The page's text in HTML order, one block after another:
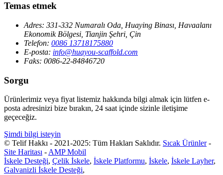
Temas etmek
Adres: 331-332 Numaralı Oda, Huaying Binası, Havaalanı
Ekonomik Bölgesi, Tianjin Şehri, Çin
Telefon: 0086 13718175880
E-posta: info@huayou-scaffold.com
Faks: 0086-22-84846720
Sorgu
Ürünlerimiz veya fiyat listemiz hakkında bilgi almak için lütfen e-
posta adresinizi bize bırakın, 24 saat içinde sizinle iletişime
geçeceğiz.
Şimdi bilgi isteyin
© Telif Hakkı - 2021-2025: Tüm Hakları Saklıdır. Sıcak Ürünler-
Site Haritası - AMP Mobil
İskele Desteği, Çelik İskele, İskele Platformu, İskele, İskele Layher,
Galvanizli İskele Desteği,